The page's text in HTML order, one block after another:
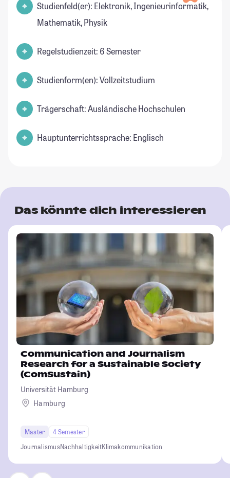
Studienfeld(er): Elektronik, Ingenieurinformatik,
Mathematik, Physik
Regelstudienzeit: 6 Semester
Studienform(en): Vollzeitstudium
Trägerschaft: Ausländische Hochschulen
Hauptunterrichtssprache: Englisch
Das könnte dich interessieren
Communication and Journalism
Research for a Sustainable Society
(ComSustain)
Universität Hamburg
Hamburg
Master
4 Semester
JournalismusNachhaltigkeitKlimakommunikation